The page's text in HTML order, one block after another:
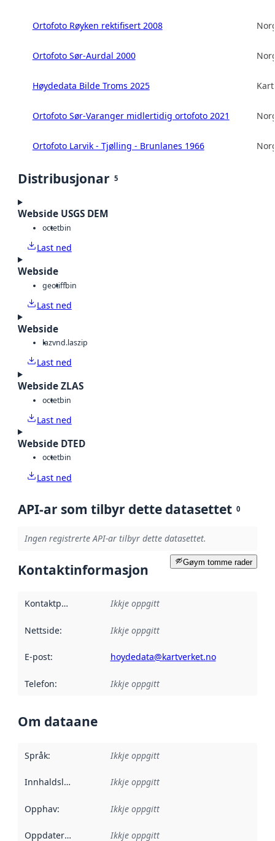
Ortofoto Røyken rektifisert 2008
Ortofoto Sør-Aurdal 2000
Høydedata Bilde Troms 2025
Ortofoto Sør-Varanger midlertidig ortofoto 2021
Ortofoto Larvik - Tjølling - Brunlanes 1966
Distribusjonar 5
Webside USGS DEM
octetbin
Last ned
Webside
geotiffbin
Last ned
Webside
lazvnd.laszip
Last ned
Webside ZLAS
octetbin
Last ned
Webside DTED
octetbin
Last ned
API-ar som tilbyr dette datasettet 0
Ingen registrerte API-ar tilbyr dette datasettet.
Gøym tomme rader
Kontaktinformasjon
Kontaktpunkt Ikkje oppgitt
Nettside: Ikkje oppgitt
E-post: hoydedata@kartverket.no
Telefon: Ikkje oppgitt
Om dataane
Språk: Ikkje oppgitt
Innhaldsleverandørar :
Ikkje oppgitt
Opphav: Ikkje oppgitt
Oppdateringsfrekvens :
Ikkje oppgitt